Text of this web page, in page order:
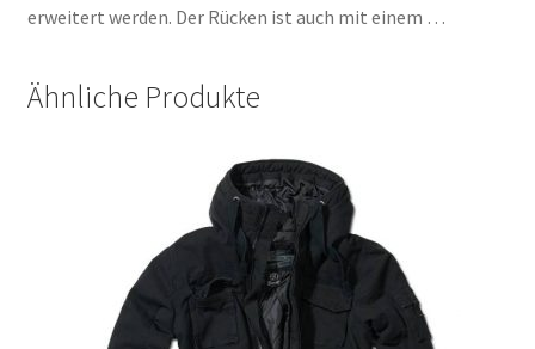
erweitert werden. Der Rücken ist auch mit einem …
Ähnliche Produkte